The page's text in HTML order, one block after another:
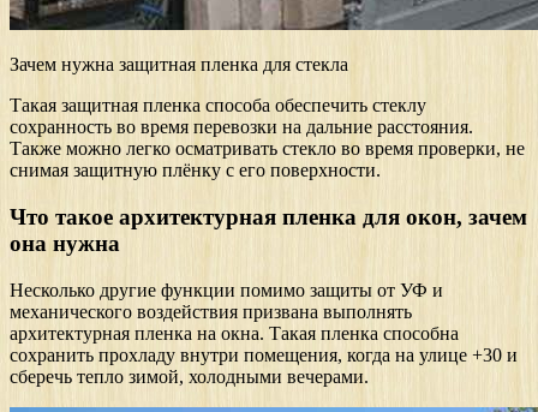
Зачем нужна защитная пленка для стекла
Такая защитная пленка способа обеспечить стеклу
сохранность во время перевозки на дальние расстояния.
Также можно легко осматривать стекло во время проверки, не
снимая защитную плёнку с его поверхности.
Что такое архитектурная пленка для окон, зачем
она нужна
Несколько другие функции помимо защиты от УФ и
механического воздействия призвана выполнять
архитектурная пленка на окна. Такая пленка способна
сохранить прохладу внутри помещения, когда на улице +30 и
сберечь тепло зимой, холодными вечерами.